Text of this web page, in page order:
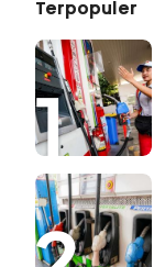
Terpopuler